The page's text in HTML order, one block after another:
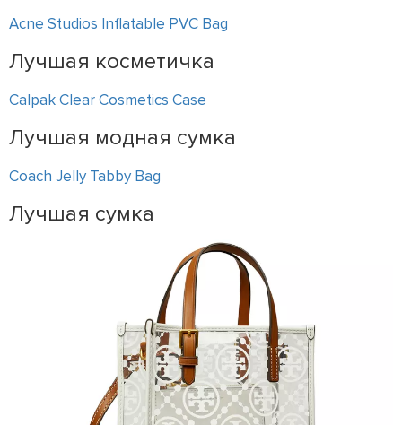
Acne Studios Inflatable PVC Bag
Лучшая косметичка
Calpak Clear Cosmetics Case
Лучшая модная сумка
Coach Jelly Tabby Bag
Лучшая сумка